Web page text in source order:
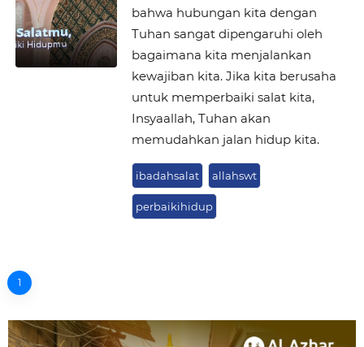
bahwa hubungan kita dengan
Tuhan sangat dipengaruhi oleh
bagaimana kita menjalankan
kewajiban kita. Jika kita berusaha
untuk memperbaiki salat kita,
Insyaallah, Tuhan akan
memudahkan jalan hidup kita.
ibadahsalat allahswt
perbaikihidup
1